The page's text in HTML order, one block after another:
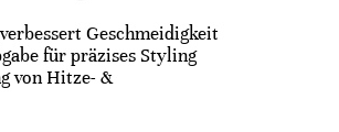
Geschmeidigkeit
für präzises Styling
von Hitze- &